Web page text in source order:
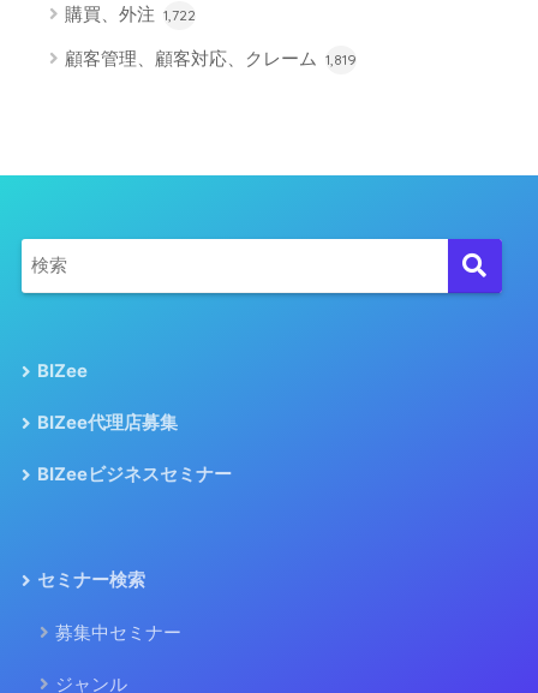
購買、外注 1,722
顧客管理、顧客対応、クレーム 1,819
BIZee
BIZee代理店募集
BIZeeビジネスセミナー
セミナー検索
募集中セミナー
ジャンル